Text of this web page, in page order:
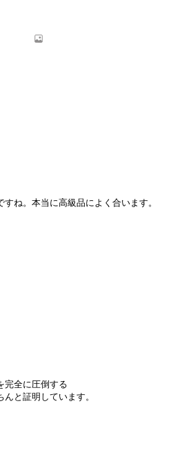
ね。本当に高級品によく合います。
完全に圧倒する
と証明しています。